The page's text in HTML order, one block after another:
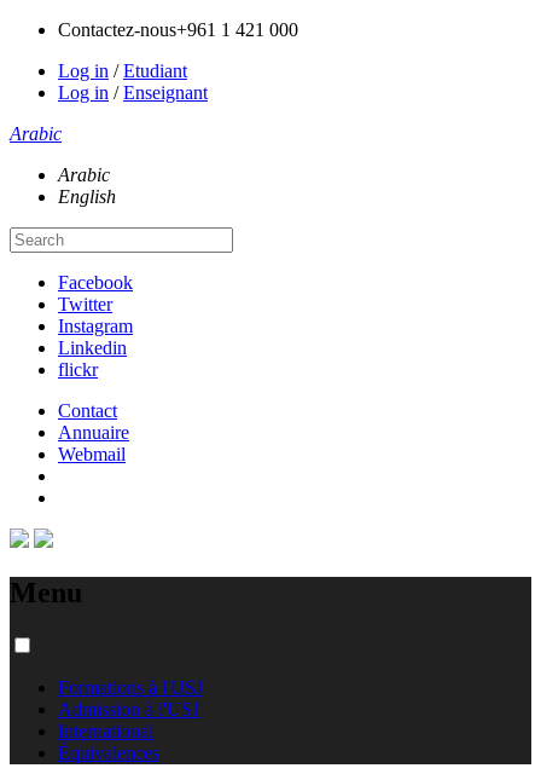
Contactez-nous+961 1 421 000
Log in /Etudiant
Log in /Enseignant
Arabic
Arabic
English
Facebook
Twitter
Instagram
Linkedin
flickr
Contact
Annuaire
Webmail
Menu
Formations à l'USJ
Admission à l'USJ
International
Équivalences